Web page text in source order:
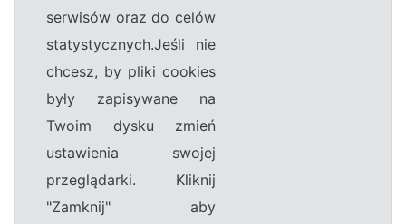
serwisów oraz do celów
statystycznych.Jeśli nie
chcesz, by pliki cookies
były zapisywane na
Twoim dysku zmień
ustawienia swojej
przeglądarki. Kliknij
"Zamknij" aby